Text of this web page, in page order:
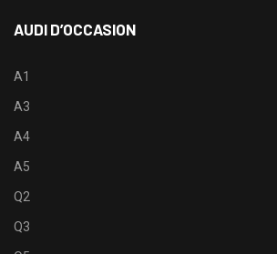
AUDI D’OCCASION
A1
A3
A4
A5
Q2
Q3